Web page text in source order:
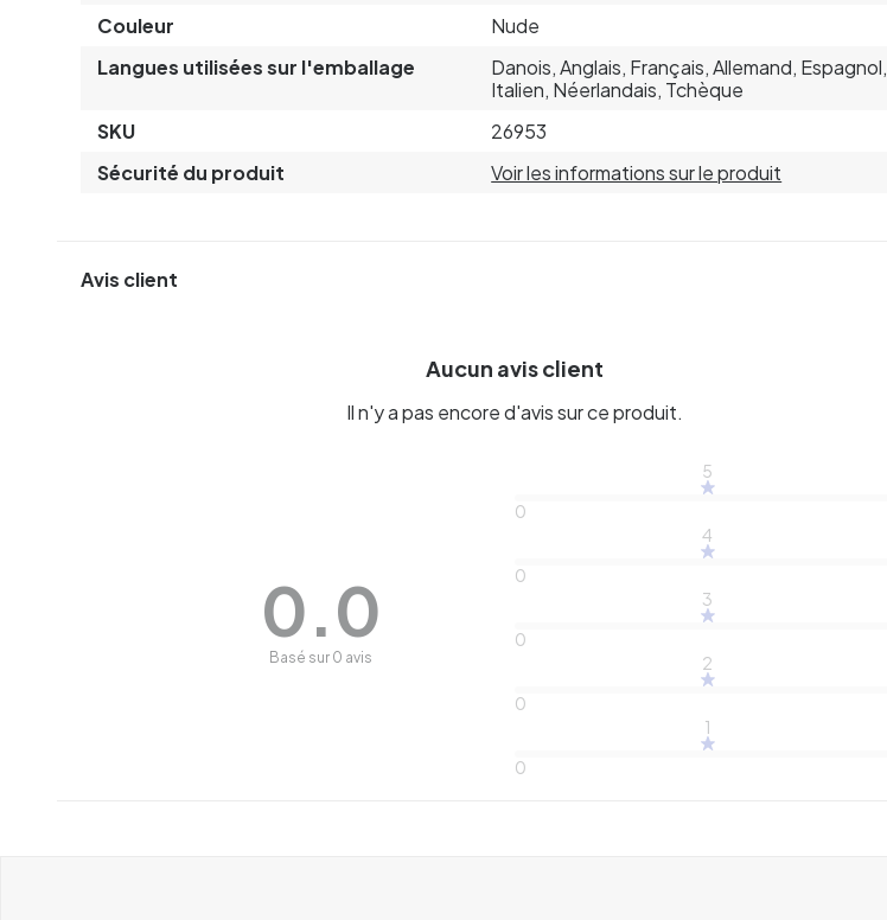
Couleur
Nude
Langues utilisées sur l'emballage
Danois, Anglais, Français, Allemand, Espagnol,
Italien, Néerlandais, Tchèque
SKU
26953
Sécurité du produit
Voir les informations sur le produit
Avis client
Aucun avis client
Il n'y a pas encore d'avis sur ce produit.
0.0
Basé sur 0 avis
5
0
4
0
3
0
2
0
1
0